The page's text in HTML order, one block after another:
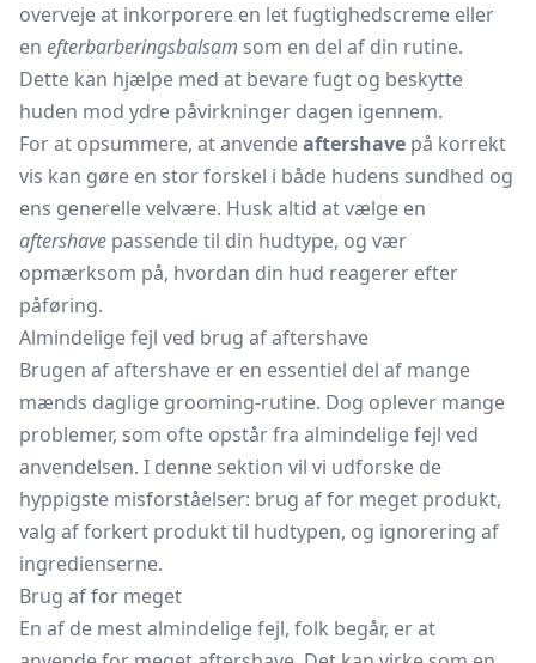
overveje at inkorporere en let fugtighedscreme eller
en efterbarberingsbalsam som en del af din rutine.
Dette kan hjælpe med at bevare fugt og beskytte
huden mod ydre påvirkninger dagen igennem.
For at opsummere, at anvendeaftershave på korrekt
vis kan gøre en stor forskel i både hudens sundhed og
ens generelle velvære. Husk altid at vælge en
aftershave passende til din hudtype, og vær
opmærksom på, hvordan din hud reagerer efter
påføring.
Almindelige fejl ved brug af aftershave
Brugen af aftershave er en essentiel del af mange
mænds daglige grooming-rutine. Dog oplever mange
problemer, som ofte opstår fra almindelige fejl ved
anvendelsen. I denne sektion vil vi udforske de
hyppigste misforståelser: brug af for meget produkt,
valg af forkert produkt til hudtypen, og ignorering af
ingredienserne.
Brug af for meget
En af de mest almindelige fejl, folk begår, er at